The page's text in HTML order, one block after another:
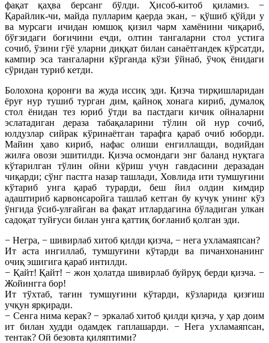
фақат қаҳва берсанг бўлди. Ҳисоб-китоб қиламиз. −
Қарайлик-чи, майда пулларим қаерда экан, − қўшиб қўйди у
ва мурсаги ичидан юмшоқ қизил чарм хамёнини чиқариб,
бўғзидаги боғичини ечди, олтин тангаларни стол устига
сочиб, ўзини гўё уларни диққат билан санаётгандек кўрсатди,
кампир эса тангаларни кўрганда кўзи ўйнаб, ўчоқ ёнидаги
сўридан туриб кетди.
Болохона қоронғи ва жуда иссиқ эди. Қизча тирқишларидан
ёруғ нур тушиб турган дим, қайноқ хонага кириб, думалоқ
стол ёнидан тез юриб ўтди ва пастдаги кичик ойналарни
эслатадиган дераза табақаларини тўлин ой нур сочиб,
юлдузлар сийрак кўринаётган тарафга қараб очиб юборди.
Майин ҳаво кириб, нафас олиши енгиллашди, водийдан
жилға овози эшитилди. Қизча осмондаги энг баланд нуқтага
кўтарилган тўлин ойни кўриш учун гавдасини деразадан
чиқарди; сўнг пастга назар ташлади, Ховлида ити тумшуғини
кўтариб унга қараб турарди, беш йил олдин кимдир
адаштириб карвонсаройга ташлаб кетган бу кучук унинг кўз
ўнгида ўсиб-улғайган ва фақат итлардагина бўладиган улкан
садоқат туйғуси билан унга қаттиқ боғланиб қолган эди.
− Негра, − шивирлаб хитоб қилди қизча, − нега ухламаяпсан?
Ит аста ингиллаб, тумшуғини кўтарди ва пичанхонанинг
очиқ эшигига қараб интилди.
− Қайт! Қайт! − жон ҳолатда шивирлаб буйруқ берди қизча. −
Жойингга бор!
Ит тўхтаб, тағин тумшуғини кўтарди, кўзларида қизғиш
учқун ярқиради.
− Сенга нима керак? − эркалаб хитоб қилди қизча, у ҳар доим
ит билан худди одамдек гаплашарди. − Нега ухламаяпсан,
тентак? Ой безовта қиляптими?